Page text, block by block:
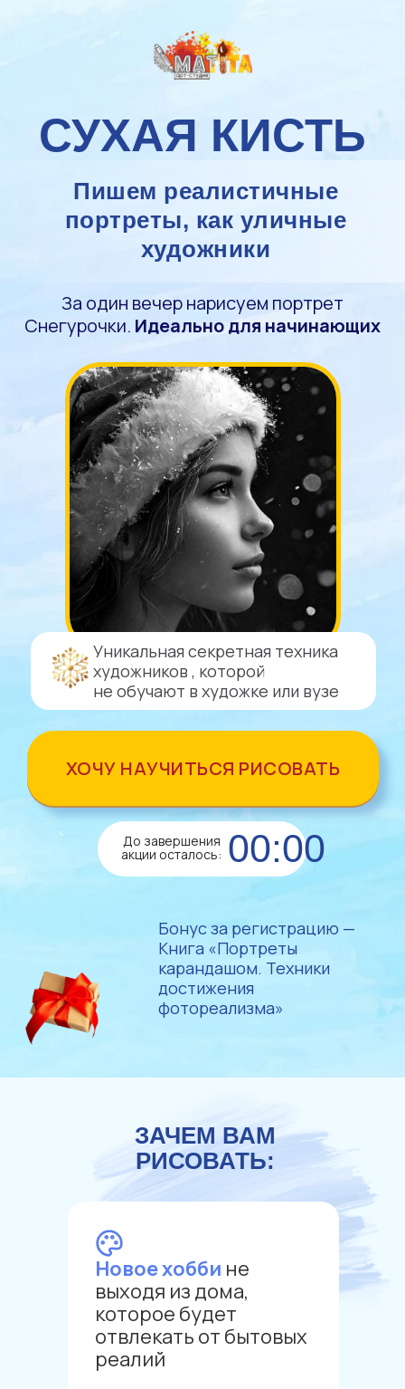
Бонус за регистрацию —
Книга «Портреты
карандашом. Техники
достижения
фотореализма»
За один вечер нарисуем портрет
Снегурочки. Идеально для начинающих
Пишем реалистичные
портреты, как уличные
художники
СУХАЯ КИСТЬ
До завершения
акции осталось: 00:00
ХОЧУ НАУЧИТЬСЯ РИСОВАТЬ
Уникальная секретная техника
художников , которой
не обучают в художке или вузе
ЗАЧЕМ ВАМ
РИСОВАТЬ:
Новое хобби не
выходя из дома,
которое будет
отвлекать от бытовых
реалий